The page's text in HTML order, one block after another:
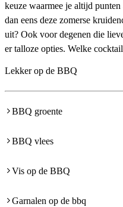
keuze waarmee je altijd
dan eens deze zomerse
uit? Ook voor degenen die
er talloze opties. Welke cocktail
Lekker op de BBQ
BBQ groente
BBQ vlees
Vis op de BBQ
Garnalen op de bbq